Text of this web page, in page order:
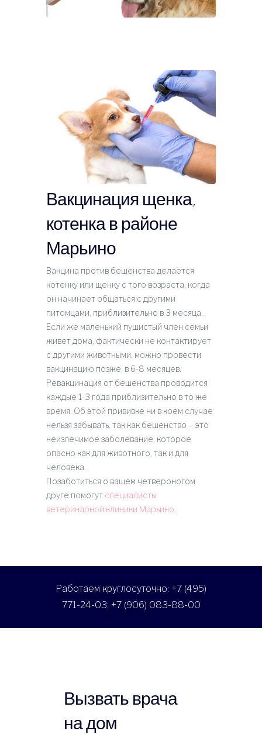
Вакцинация щенка,
котенка в районе
Марьино
Вакцина против бешенства делается
котенку или щенку с того возраста, когда
он начинает общаться с другими
питомцами, приблизительно в 3 месяца.
Если же маленький пушистый член семьи
живет дома, фактически не контактирует
с другими животными, можно провести
вакцинацию позже, в 6-8 месяцев.
Ревакцинация от бешенства проводится
каждые 1-3 года приблизительно в то же
время. Об этой прививке ни в коем случае
нельзя забывать, так как бешенство – это
неизлечимое заболевание, которое
опасно как для животного, так и для
человека.
Позаботиться о вашем четвероногом
друге помогут специалисты
ветеринарной клиники Марьино
Работаем круглосуточно: +7 (495)
771-24-03; +7 (906) 083-88-00
Вызвать врача
на дом